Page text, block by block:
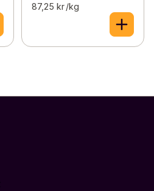
87,25 kr /kg